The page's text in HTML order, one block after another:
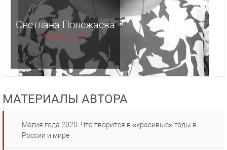
Светлана Полежаева
журналист
МАТЕРИАЛЫ АВТОРА
Магия года 2020. Что творится в «красивые» годы в
России и мире